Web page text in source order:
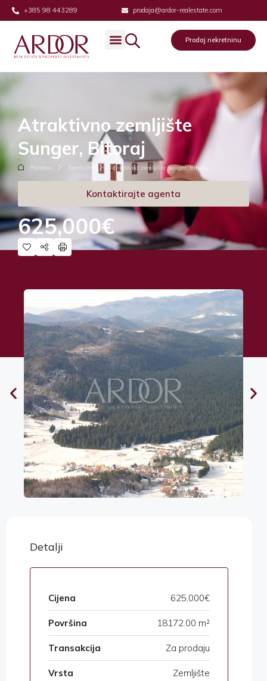
+385 98 443289 prodaja@ardor-realestate.com
Prodaj nekretninu
Atraktivno zemljište
Sunger, Bitoraj
Početna Zemljište Atraktivno zemljište Sunger, Bitoraj
Kontaktirajte agenta
625,000€
Detalji
Cijena 625,000€
Površina 18172.00 m²
Transakcija Za prodaju
Vrsta Zemljište